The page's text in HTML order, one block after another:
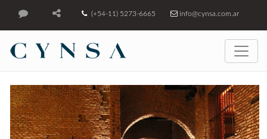
(+54-11) 5273-6665 info@cynsa.com.ar